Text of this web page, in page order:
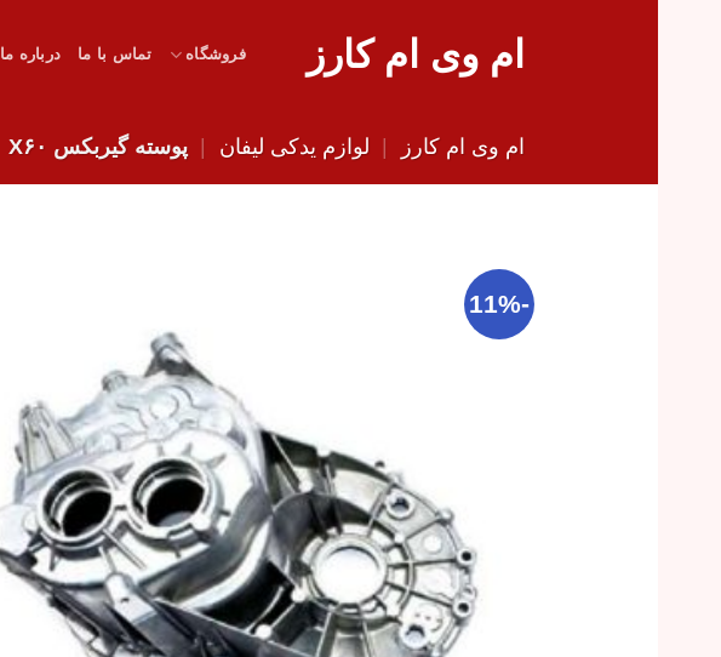
ام وی ام کارز فروشگاه تماس با ما درباره ما
ام وی ام کارز | لوازم یدکی لیفان | پوسته گیربکس X۶۰
-11%